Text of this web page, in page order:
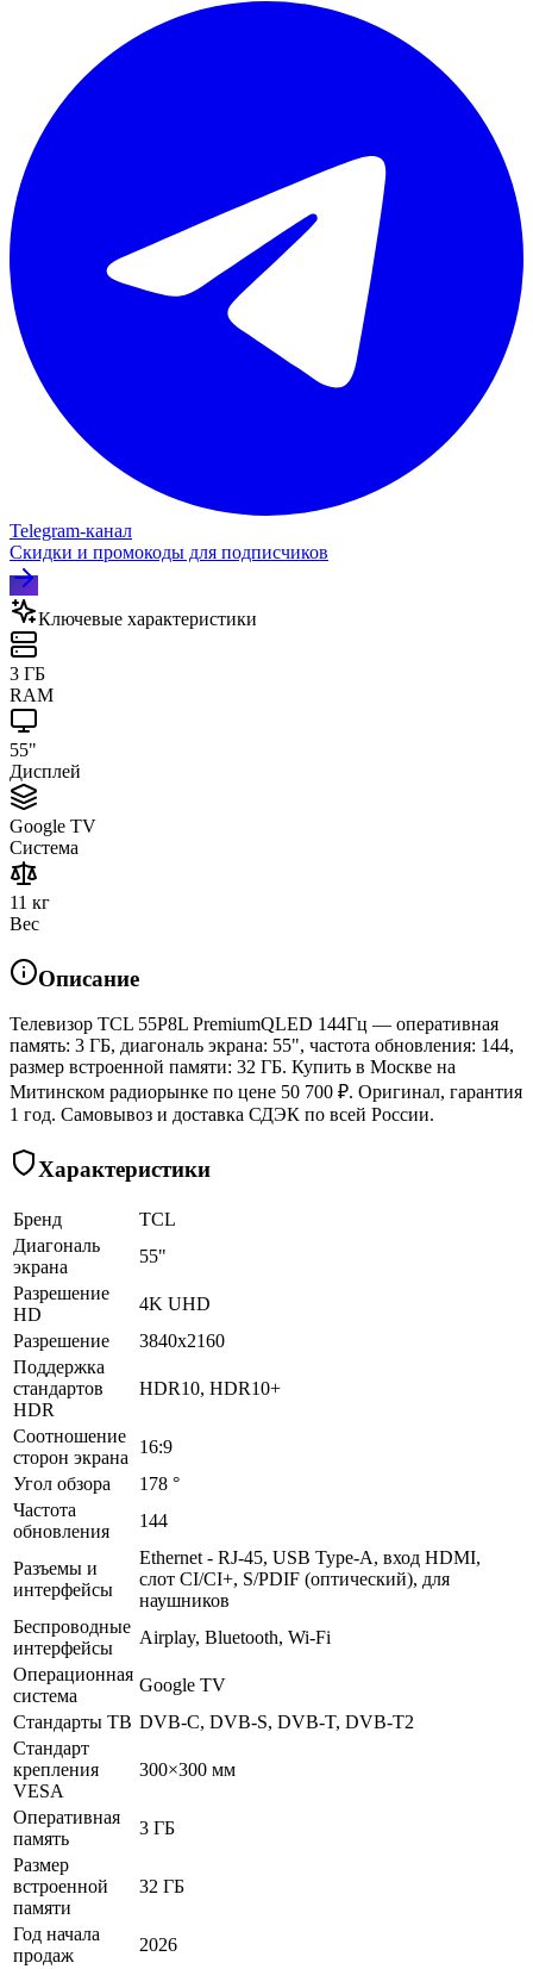
Telegram‑канал
Скидки и промокоды для подписчиков
Ключевые характеристики
3 ГБ
RAM
55"
Дисплей
Google TV
Система
11 кг
Вес
Описание
Телевизор TCL 55P8L PremiumQLED 144Гц — оперативная
память: 3 ГБ, диагональ экрана: 55", частота обновления: 144,
размер встроенной памяти: 32 ГБ. Купить в Москве на
Митинском радиорынке по цене 50 700 ₽. Оригинал, гарантия
1 год. Самовывоз и доставка СДЭК по всей России.
Характеристики
Бренд
TCL
Диагональ
экрана
55"
Разрешение
HD
4K UHD
Разрешение
3840x2160
Поддержка
стандартов
HDR
HDR10, HDR10+
Соотношение
сторон экрана
16:9
Угол обзора
178 °
Частота
обновления
144
Разъемы и
интерфейсы
Ethernet - RJ-45, USB Type-A, вход HDMI,
слот CI/CI+, S/PDIF (оптический), для
наушников
Беспроводные
интерфейсы
Airplay, Bluetooth, Wi-Fi
Операционная
система
Google TV
Стандарты ТВ DVB-C, DVB-S, DVB-T, DVB-T2
Стандарт
крепления
VESA
300×300 мм
Оперативная
память
3 ГБ
Размер
встроенной
памяти
32 ГБ
Год начала
продаж
2026